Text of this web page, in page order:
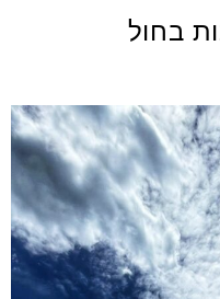
בחול